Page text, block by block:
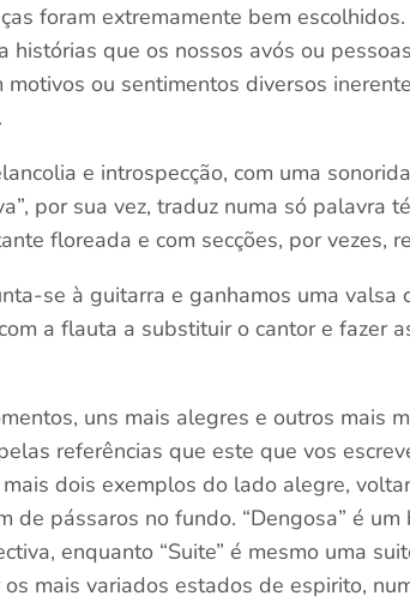
foram extremamente bem escolhidos.
histórias que os nossos avós ou
ou sentimentos diversos
e introspecção, com uma
por sua vez, traduz numa só palavra
floreada e com secções, por vezes,
se à guitarra e ganhamos uma valsa
a flauta a substituir o cantor e fazer
uns mais alegres e outros mais
referências que este que vos
dois exemplos do lado alegre,
de pássaros no fundo. “Dengosa” é um
enquanto “Suite” é mesmo uma
mais variados estados de espirito,